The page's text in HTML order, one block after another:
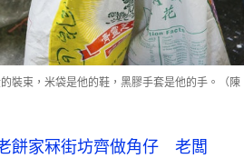
裝束，米袋是他的鞋，黑膠手套是他的手。（陳
餅家冧街坊齊做角仔 老闆